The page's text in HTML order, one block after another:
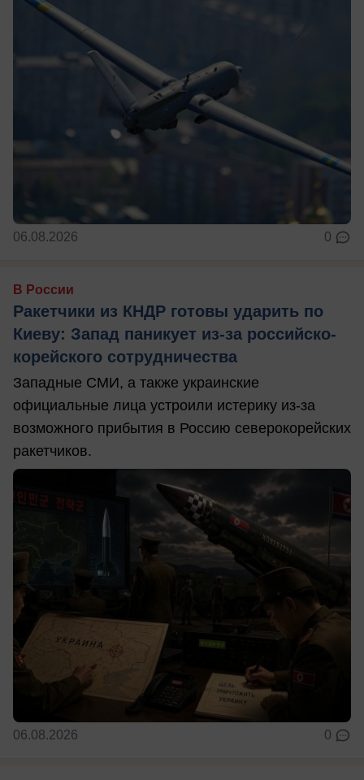
06.08.2026 0
В России
Ракетчики из КНДР готовы ударить по
Киеву: Запад паникует из-за российско-
корейского сотрудничества
Западные СМИ, а также украинские
официальные лица устроили истерику из-за
возможного прибытия в Россию северокорейских
ракетчиков.
06.08.2026 0